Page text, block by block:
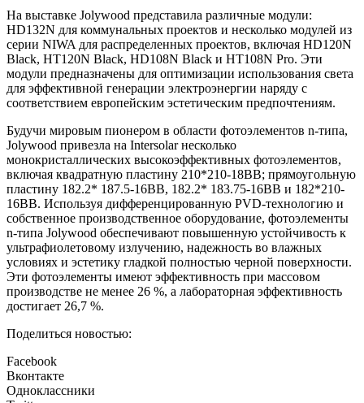
На выставке Jolywood представила различные модули:
HD132N для коммунальных проектов и несколько модулей из
серии NIWA для распределенных проектов, включая HD120N
Black, HT120N Black, HD108N Black и HT108N Pro. Эти
модули предназначены для оптимизации использования света
для эффективной генерации электроэнергии наряду с
соответствием европейским эстетическим предпочтениям.
Будучи мировым пионером в области фотоэлементов n-типа,
Jolywood привезла на Intersolar несколько
монокристаллических высокоэффективных фотоэлементов,
включая квадратную пластину 210*210-18BB; прямоугольную
пластину 182.2* 187.5-16BB, 182.2* 183.75-16BB и 182*210-
16BB. Используя дифференцированную PVD-технологию и
собственное производственное оборудование, фотоэлементы
n-типа Jolywood обеспечивают повышенную устойчивость к
ультрафиолетовому излучению, надежность во влажных
условиях и эстетику гладкой полностью черной поверхности.
Эти фотоэлементы имеют эффективность при массовом
производстве не менее 26 %, а лабораторная эффективность
достигает 26,7 %.
Поделиться новостью:
Facebook
Вконтакте
Одноклассники